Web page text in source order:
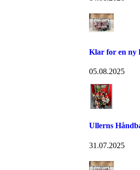
Klar for en ny
05.08.2025
Ullerns
31.07.2025